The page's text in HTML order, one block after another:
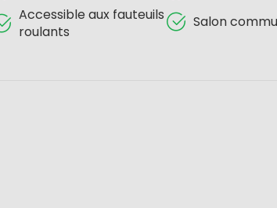
Accessible aux fauteuils
roulants
Salon